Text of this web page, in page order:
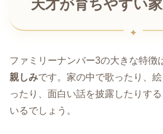
天才が育ちやすい
ファミリーナンバー3の大きな特徴
親しみです。家の中で歌ったり、
ったり、面白い話を披露したりす
いるでしょう。